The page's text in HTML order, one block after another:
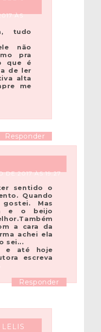
ÀS
tudo
não
pra
que é
de ler
alta
me
Responder
DE 2017 ÀS 19:27
sentido o
Quando
Mas
e o beijo
a cara da
achei ela
sei...
e até hoje
escreva
Responder